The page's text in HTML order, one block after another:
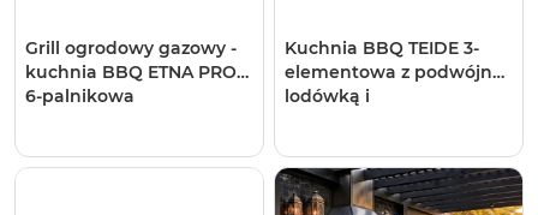
Grill ogrodowy gazowy -
kuchnia BBQ ETNA PRO
6-palnikowa
Kuchnia BBQ TEIDE 3-
elementowa z podwójną
lodówką i